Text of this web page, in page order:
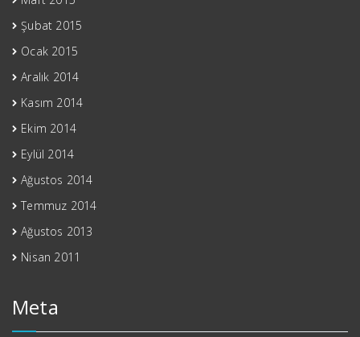
Şubat 2015
Ocak 2015
Aralık 2014
Kasım 2014
Ekim 2014
Eylül 2014
Ağustos 2014
Temmuz 2014
Ağustos 2013
Nisan 2011
Meta